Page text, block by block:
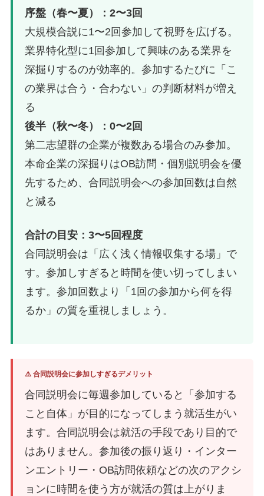
序盤（春〜夏）：2〜3回
大規模合説に1〜2回参加して視野を広げる。
業界特化型に1回参加して興味のある業界を
深掘りするのが効率的。参加するたびに「こ
の業界は合う・合わない」の判断材料が増え
る
後半（秋〜冬）：0〜2回
第二志望群の企業が複数ある場合のみ参加。
本命企業の深掘りはOB訪問・個別説明会を優
先するため、合同説明会への参加回数は自然
と減る
合計の目安：3〜5回程度
合同説明会は「広く浅く情報収集する場」で
す。参加しすぎると時間を使い切ってしまい
ます。参加回数より「1回の参加から何を得
るか」の質を重視しましょう。
⚠️ 合同説明会に参加しすぎるデメリット
合同説明会に毎週参加していると「参加する
こと自体」が目的になってしまう就活生がい
ます。合同説明会は就活の手段であり目的で
はありません。参加後の振り返り・インター
ンエントリー・OB訪問依頼などの次のアクシ
ョンに時間を使う方が就活の質は上がりま